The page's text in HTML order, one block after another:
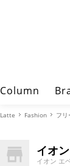
Column
Latte Fashion フリ
イオ
イオン エ